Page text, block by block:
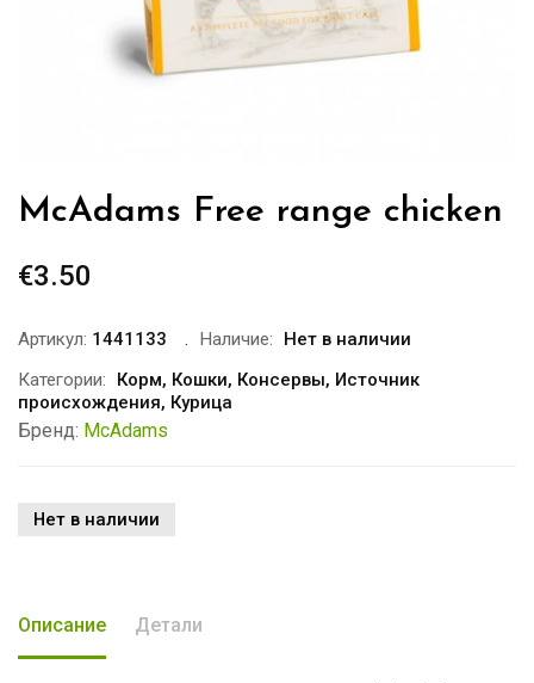
McAdams Free range chicken
€3.50
Артикул: 1441133 Наличие:
Нет в наличии
Категории:
Корм, Кошки, Консервы, Источник
происхождения, Курица
Бренд: McAdams
Нет в наличии
Описание Детали